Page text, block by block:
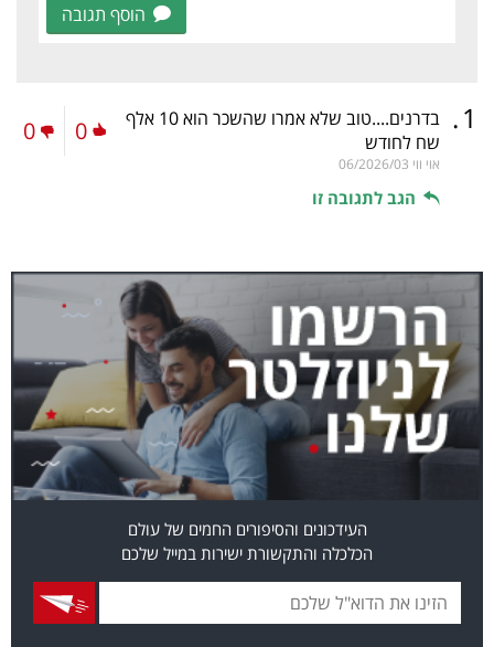
הוסף תגובה
1
.
בדרנים....טוב שלא אמרו שהשכר הוא 10 אלף
שח לחודש
אוי ווי 06/2026/03
הגב לתגובה זו
0
0
העידכונים והסיפורים החמים של עולם
הכלכלה והתקשורת ישירות במייל שלכם